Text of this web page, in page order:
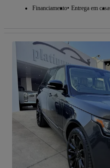
Financiamento Entrega em casa